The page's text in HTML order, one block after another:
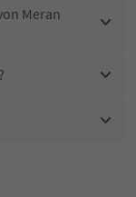
Meran
2 erlaubt?